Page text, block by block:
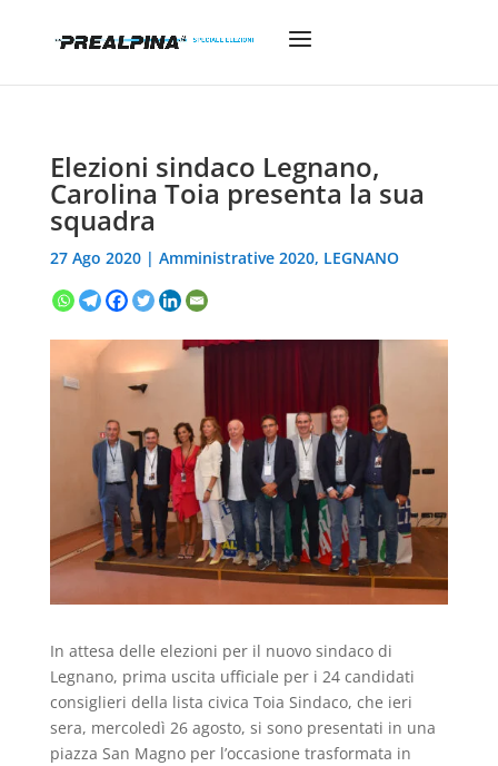
Elezioni sindaco Legnano,
Carolina Toia presenta la sua
squadra
27 Ago 2020| Amministrative 2020, LEGNANO
In attesa delle elezioni per il nuovo sindaco di
Legnano, prima uscita ufficiale per i 24 candidati
consiglieri della lista civica Toia Sindaco, che ieri
sera, mercoledì 26 agosto, si sono presentati in una
piazza San Magno per l’occasione trasformata in